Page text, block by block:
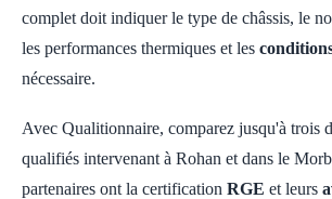
complet doit indiquer le type de châssis, le
les performances thermiques et les
nécessaire.
Avec Qualitionnaire, comparez jusqu'à trois
qualifiés intervenant à Rohan et dans le
partenaires ont la certification RGE et leurs